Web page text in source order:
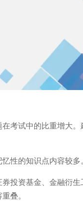
考试中的比重增大。
性的知识点内容较多
投资基金、金融衍生
叠。